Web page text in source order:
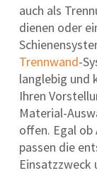
auch als
dienen oder
Trennwand-
langlebig und
Ihren
Material-
offen. Egal ob
passen die
Einsatzzweck